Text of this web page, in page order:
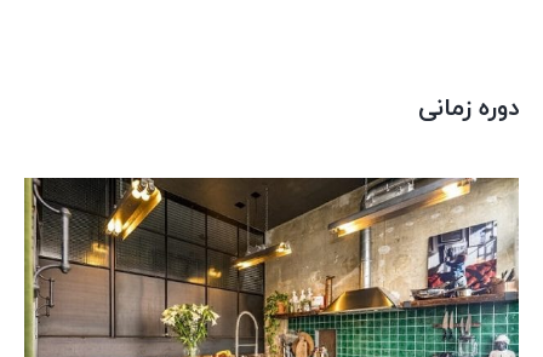
دوره زمانی